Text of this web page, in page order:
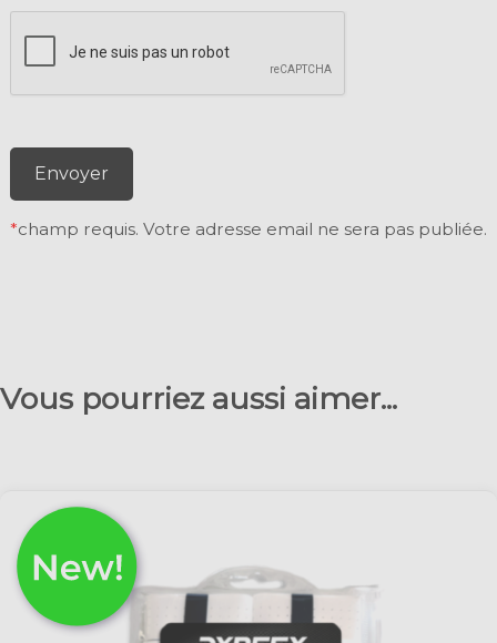
Envoyer
*champ requis. Votre adresse email ne sera pas publiée.
Vous pourriez aussi aimer...